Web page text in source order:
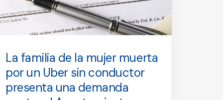
La familia de la mujer muerta
por un Uber sin conductor
presenta una demanda